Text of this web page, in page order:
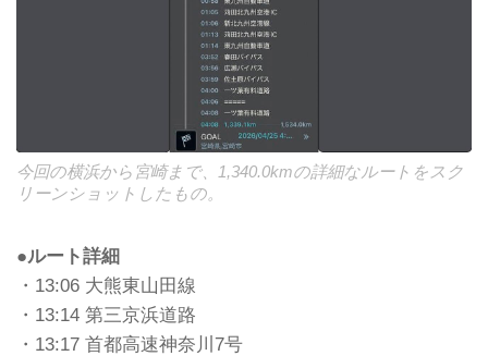
今回の横浜から宮崎まで、1,340.0kmの詳細なルートをスク
リーンショットしたもの。
●ルート詳細
・13:06 大熊東山田線
・13:14 第三京浜道路
・13:17 首都高速神奈川7号